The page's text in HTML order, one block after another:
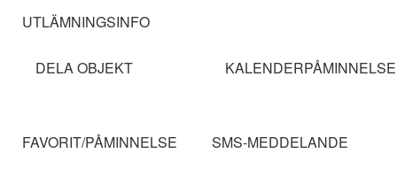
UTLÄMNINGSINFO
DELA OBJEKT KALENDERPÅMINNELSE
FAVORIT/PÅMINNELSE SMS-MEDDELANDE